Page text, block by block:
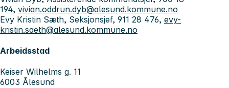
194, vivian.oddrun.dyb@alesund.kommune.no
Evy Kristin Sæth, Seksjonsjef, 911 28 476, evy-
kristin.saeth@alesund.kommune.no
Arbeidsstad
Keiser Wilhelms g. 11
6003 Ålesund